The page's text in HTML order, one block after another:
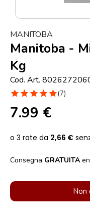
Punti
Blog
e
news
MANITOBA
Manitoba -
Kg
Cod. Art.
star star star star star(7)
7.99 €
Consegna GRATUITA
Non